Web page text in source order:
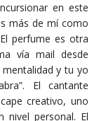
en este
más de mí como
perfume es otra
vía mail desde
y tu yo
El cantante
creativo, uno
personal. El